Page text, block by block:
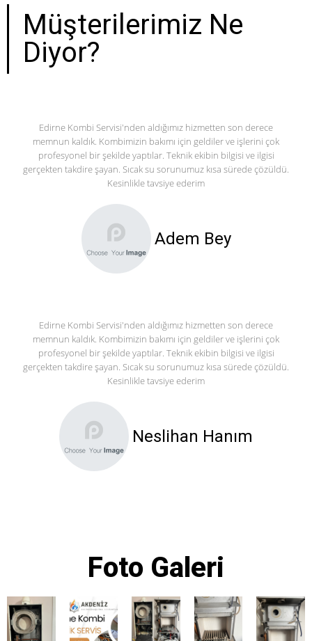
Müşterilerimiz Ne
Diyor?
Edirne Kombi Servisi'nden aldığımız hizmetten son derece
memnun kaldık. Kombimizin bakımı için geldiler ve işlerini çok
profesyonel bir şekilde yaptılar. Teknik ekibin bilgisi ve ilgisi
gerçekten takdire şayan. Sıcak su sorunumuz kısa sürede çözüldü.
Kesinlikle tavsiye ederim
Adem Bey
Edirne Kombi Servisi'nden aldığımız hizmetten son derece
memnun kaldık. Kombimizin bakımı için geldiler ve işlerini çok
profesyonel bir şekilde yaptılar. Teknik ekibin bilgisi ve ilgisi
gerçekten takdire şayan. Sıcak su sorunumuz kısa sürede çözüldü.
Kesinlikle tavsiye ederim
Neslihan Hanım
Foto Galeri